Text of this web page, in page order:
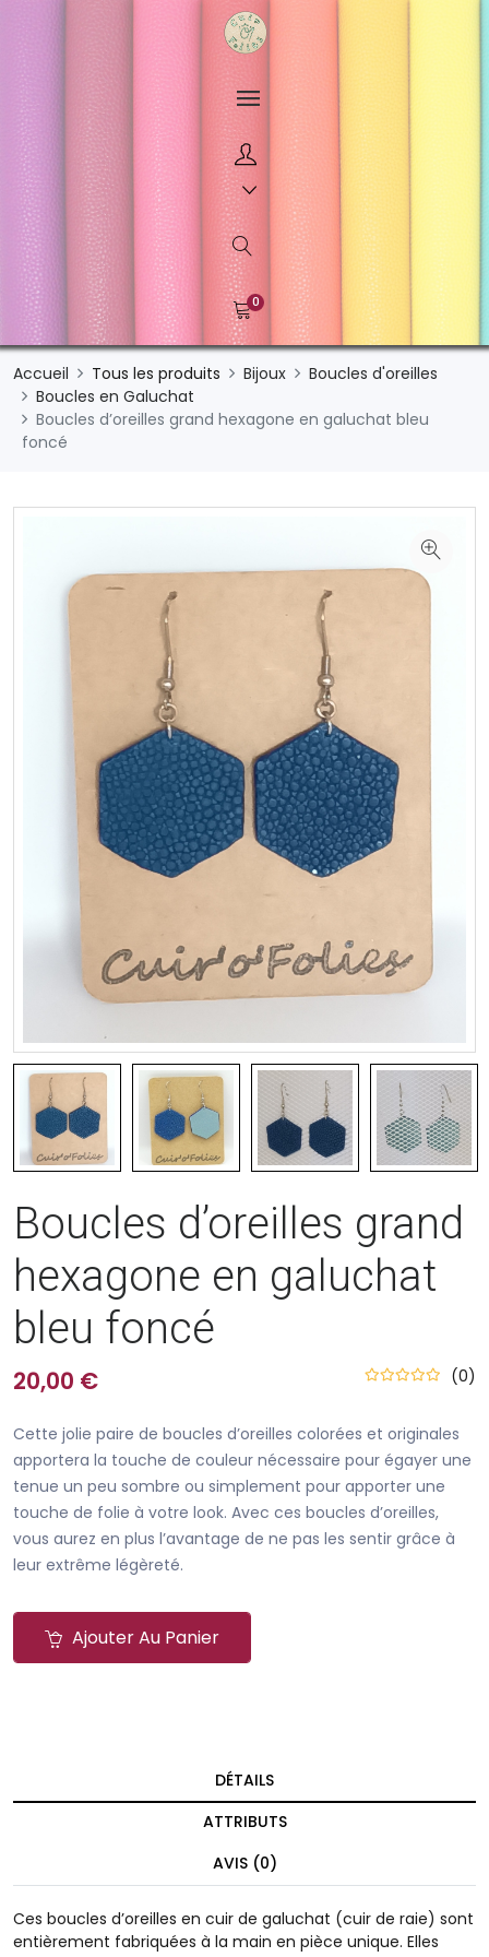
0
Accueil Tous les produits Bijoux
Boucles d'oreilles
Boucles en Galuchat
Boucles d’oreilles grand hexagone en galuchat bleu
foncé
Boucles d’oreilles grand
hexagone en galuchat
bleu foncé
20,00 € (0)
Cette jolie paire de boucles d’oreilles colorées et originales
apportera la touche de couleur nécessaire pour égayer une
tenue un peu sombre ou simplement pour apporter une
touche de folie à votre look. Avec ces boucles d’oreilles,
vous aurez en plus l’avantage de ne pas les sentir grâce à
leur extrême légèreté.
Ajouter Au Panier
DÉTAILS
ATTRIBUTS
AVIS (0)
Ces boucles d’oreilles en cuir de galuchat (cuir de raie) sont
entièrement fabriquées à la main en pièce unique. Elles